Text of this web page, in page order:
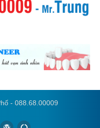
- 088.68.00009